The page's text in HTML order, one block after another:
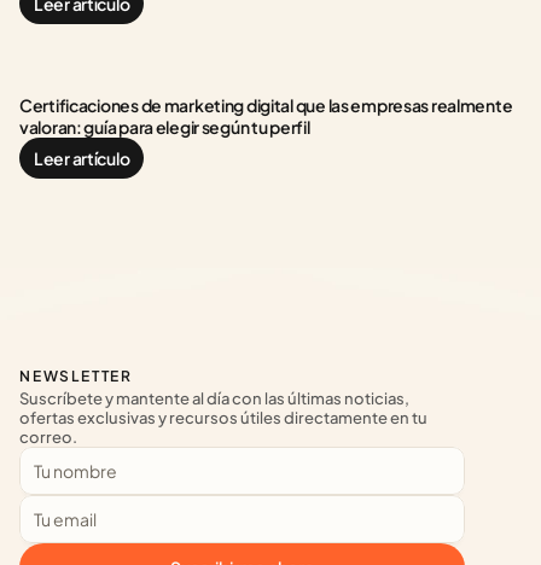
Certificaciones de marketing digital que las empresas realmente
valoran: guía para elegir según tu perfil
Leer artículo
NEWSLETTER
Suscríbete y mantente al día con las últimas noticias,
ofertas exclusivas y recursos útiles directamente en tu
correo.